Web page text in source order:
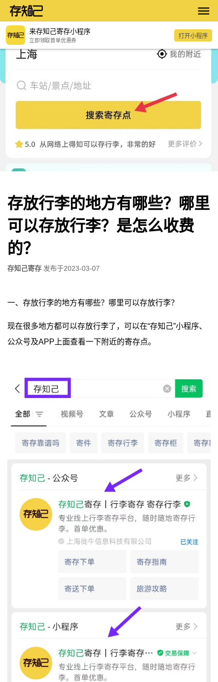
来存知己寄存小程序
立即领取首单优惠券
打开小程序
存放行李的地方有哪些？哪里
可以存放行李？是怎么收费
的？
存知己寄存 发布于2023-03-07
一、存放行李的地方有哪些？哪里可以存放行李？
现在很多地方都可以存放行李了，可以在“存知己”小程序、
公众号及APP上面查看一下附近的寄存点。